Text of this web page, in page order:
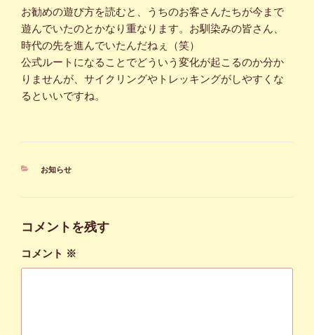
お勧めの遊び方を読むと、うちのお客さんたちが今まで
遊んでいたのとかなり重なります。お馴染みの皆さん、
時代の先を進んでいたんだねぇ（笑）
公式ルートになることでどういう変化が起こるのか分か
りませんが、サイクリングやトレッキングがしやすくな
るといいですね。
カ
お知らせ
コメントを残す
コメント ※